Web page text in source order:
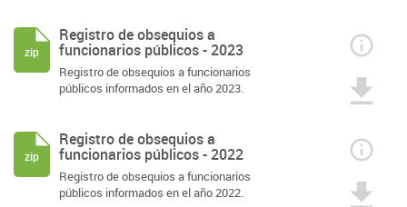
Registro de obsequios a
funcionarios públicos - 2023
Registro de obsequios a funcionarios
públicos informados en el año 2023.
zip
Registro de obsequios a
funcionarios públicos - 2022
Registro de obsequios a funcionarios
públicos informados en el año 2022.
zip